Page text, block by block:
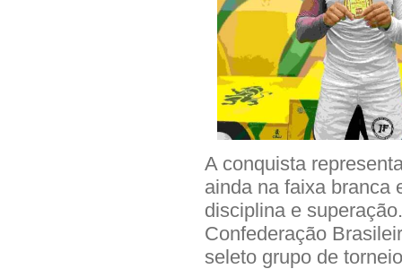
A conquista
ainda na faixa branca
disciplina e
Confederação
seleto grupo de